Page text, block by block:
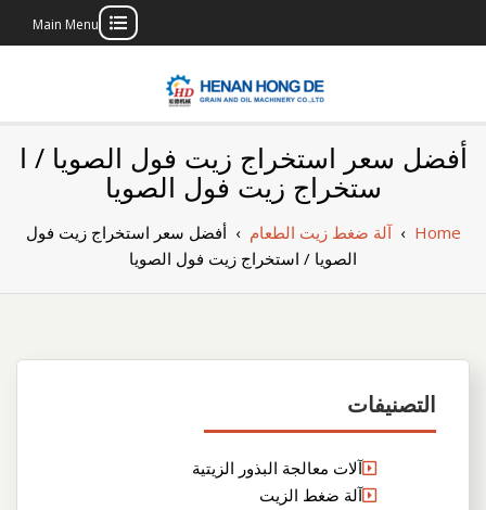
Main Menu
بناء مصنع إنتاج
الزيوت النباتية
الخاص بك
أفضل سعر استخراج زيت فول الصويا / ا
ستخراج زيت فول الصويا
Home
›آلة ضغط زيت الطعام ›أفضل سعر استخراج زيت فول
الصويا / استخراج زيت فول الصويا
التصنيفات
آلات معالجة البذور الزيتية
آلة ضغط الزيت